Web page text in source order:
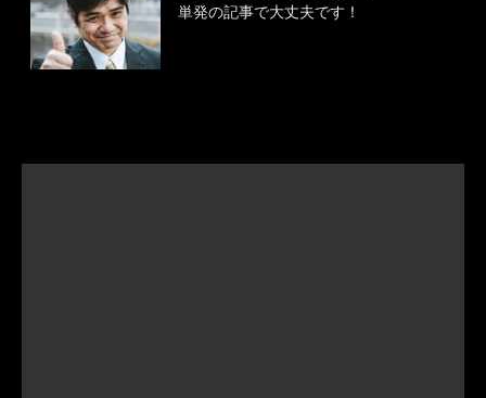
単発の記事で大丈夫です！